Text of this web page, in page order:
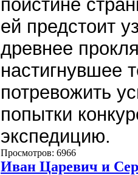
поистине
ей предстоит
древнее
настигнувшее
потревожить
попытки
экспедицию.
Просмотров: 6966
Иван Царевич и